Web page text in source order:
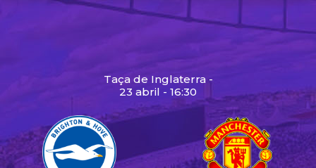
Taça de Inglaterra -
23 abril - 16:30